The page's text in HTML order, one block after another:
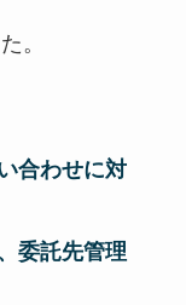
。
合わせに対
委託先管理